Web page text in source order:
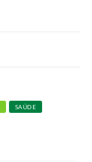
SAÚDE